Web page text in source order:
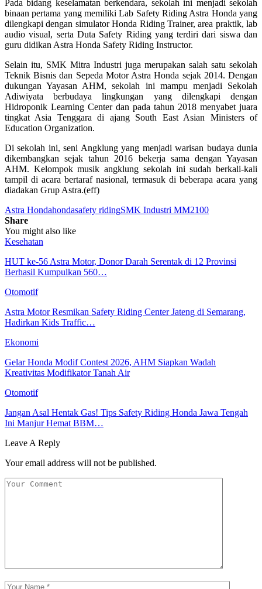
Pada bidang keselamatan berkendara, sekolah ini menjadi sekolah
binaan pertama yang memiliki Lab Safety Riding Astra Honda yang
dilengkapi dengan simulator Honda Riding Trainer, area praktik, lab
audio visual, serta Duta Safety Riding yang terdiri dari siswa dan
guru didikan Astra Honda Safety Riding Instructor.
Selain itu, SMK Mitra Industri juga merupakan salah satu sekolah
Teknik Bisnis dan Sepeda Motor Astra Honda sejak 2014. Dengan
dukungan Yayasan AHM, sekolah ini mampu menjadi Sekolah
Adiwiyata berbudaya lingkungan yang dilengkapi dengan
Hidroponik Learning Center dan pada tahun 2018 menyabet juara
tingkat Asia Tenggara di ajang South East Asian Ministers of
Education Organization.
Di sekolah ini, seni Angklung yang menjadi warisan budaya dunia
dikembangkan sejak tahun 2016 bekerja sama dengan Yayasan
AHM. Kelompok musik angklung sekolah ini sudah berkali-kali
tampil di acara bertaraf nasional, termasuk di beberapa acara yang
diadakan Grup Astra.(eff)
Astra Hondahondasafety ridingSMK Industri MM2100
Share
You might also like
Kesehatan
HUT ke-56 Astra Motor, Donor Darah Serentak di 12 Provinsi
Berhasil Kumpulkan 560…
Otomotif
Astra Motor Resmikan Safety Riding Center Jateng di Semarang,
Hadirkan Kids Traffic…
Ekonomi
Gelar Honda Modif Contest 2026, AHM Siapkan Wadah
Kreativitas Modifikator Tanah Air
Otomotif
Jangan Asal Hentak Gas! Tips Safety Riding Honda Jawa Tengah
Ini Manjur Hemat BBM…
Leave A Reply
Your email address will not be published.